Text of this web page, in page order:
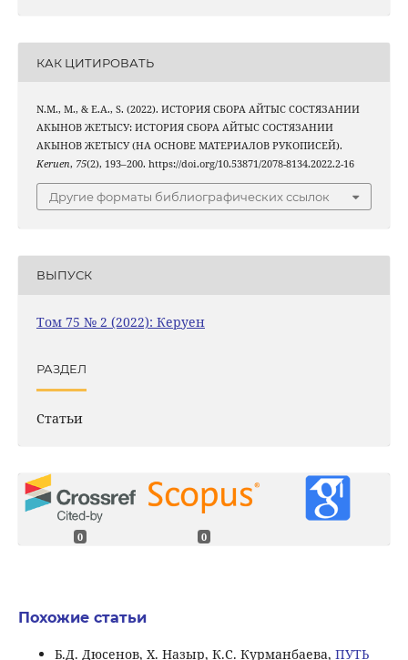
КАК ЦИТИРОВАТЬ
N.M., M., & E.A., S. (2022). ИСТОРИЯ СБОРА АЙТЫС СОСТЯЗАНИИ
АКЫНОВ ЖЕТЫСУ: ИСТОРИЯ СБОРА АЙТЫС СОСТЯЗАНИИ
АКЫНОВ ЖЕТЫСУ (НА ОСНОВЕ МАТЕРИАЛОВ РУКОПИСЕЙ).
Keruen, 75(2), 193–200. https://doi.org/10.53871/2078-8134.2022.2-16
Другие форматы библиографических ссылок
ВЫПУСК
Том 75 № 2 (2022): Керуен
РАЗДЕЛ
Статьи
0 0
Похожие статьи
Б.Д. Дюсенов, Х. Назыр, К.С. Курманбаева, ПУТЬ